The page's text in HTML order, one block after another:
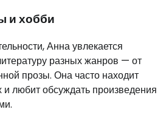
и хобби
Анна увлекается
разных жанров — от
прозы. Она часто находит
и любит обсуждать произведения